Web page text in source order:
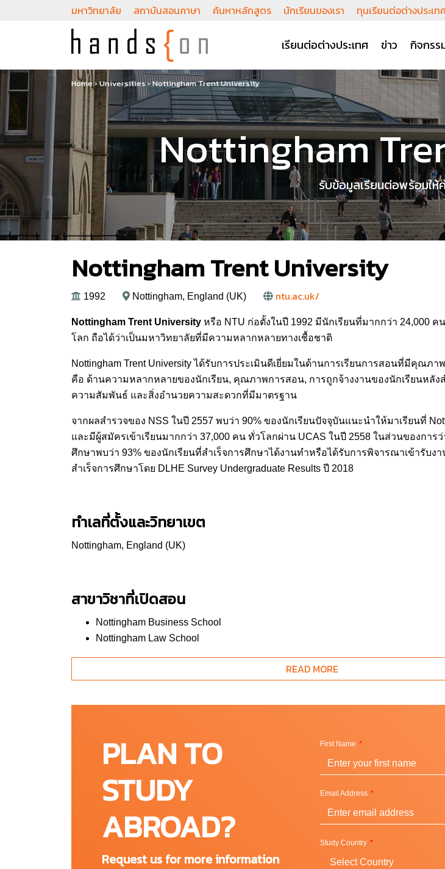
มหาวิทยาลัย สถาบันสอนภาษา ค้นหาหลักสูตร นักเรียนของเรา ทุนเรียนต่อต่างประเท
เรียนต่อต่างประเทศ ข่าว กิจกรร
Home›Universities›Nottingham Trent University
Nottingham
รับข้อมูลเรียนต่อพร้อมให้
Nottingham Trent University
1992 Nottingham, England (UK) ntu.ac.uk/
Nottingham Trent University หรือ NTU ก่อตั้งในปี 1992 มีนักเรียนที่มากกว่า 24,000 ค
โลก ถือได้ว่าเป็นมหาวิทยาลัยที่มีความหลากหลายทางเชื้อชาติ
Nottingham Trent University ได้รับการประเมินดีเยี่ยมในด้านการเรียนการสอนที่มีคุณภ
คือ ด้านความหลากหลายของนักเรียน, คุณภาพการสอน, การถูกจ้างงานของนักเรียนหลังส
ความสัมพันธ์ และสิ่งอำนวยความสะดวกที่มีมาตรฐาน
จากผลสำรวจของ NSS ในปี 2557 พบว่า 90% ของนักเรียนปัจจุบันแนะนำให้มาเรียนที่
และมีผู้สมัครเข้าเรียนมากกว่า 37,000 คน ทั่วโลกผ่าน UCAS ในปี 2558 ในส่วนของการว่
ศึกษาพบว่า 93% ของนักเรียนที่สำเร็จการศึกษาได้งานทำหรือได้รับการพิจารณาเข้ารับง
สำเร็จการศึกษาโดย DLHE Survey Undergraduate Results ปี 2018
ทำเลที่ตั้งและวิทยาเขต
Nottingham, England (UK)
สาขาวิชาที่เปิดสอน
Nottingham Business School
Nottingham Law School
Fashion Design
Law
Business Analytics
หลักสูตรที่โดดเด่น
Nottingham Business School
READ MORE
PLAN TO
STUDY
ABROAD?
Request us for more information
First Name
Email Address
Study Country